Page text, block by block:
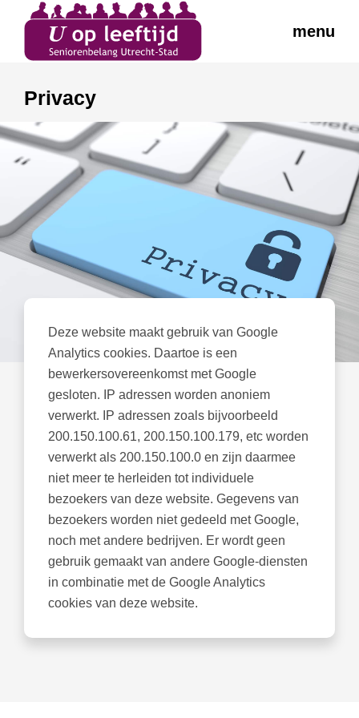
menu
Privacy
Deze website maakt gebruik van Google
Analytics cookies. Daartoe is een
bewerkersovereenkomst met Google
gesloten. IP adressen worden anoniem
verwerkt. IP adressen zoals bijvoorbeeld
200.150.100.61, 200.150.100.179, etc worden
verwerkt als 200.150.100.0 en zijn daarmee
niet meer te herleiden tot individuele
bezoekers van deze website. Gegevens van
bezoekers worden niet gedeeld met Google,
noch met andere bedrijven. Er wordt geen
gebruik gemaakt van andere Google-diensten
in combinatie met de Google Analytics
cookies van deze website.